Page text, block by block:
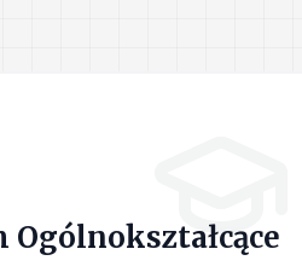
Ogólnokształcące